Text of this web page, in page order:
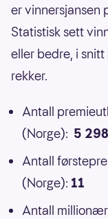
er vinnersjansen
Statistisk sett
eller bedre, i
rekker.
Antall
(Norge): 5
Antall
(Norge): 11
Antall